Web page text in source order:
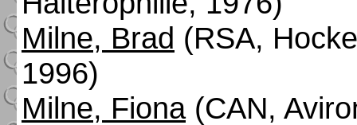
Milne, Brad (RSA,
1996)
Milne, Fiona(CAN,